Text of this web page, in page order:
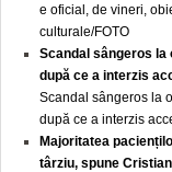
e oficial, de vineri,
culturale/FOTO
Scandal sângeros la
după ce a interzis
Scandal sângeros la
după ce a interzis
Majoritatea
târziu, spune